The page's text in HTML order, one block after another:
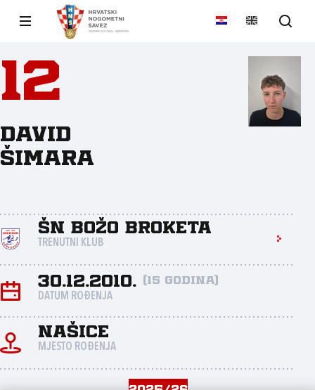
12
David
Šimara
ŠN Božo Broketa
TRENUTNI KLUB
30.12.2010. (15 godina)
DATUM ROĐENJA
Našice
MJESTO ROĐENJA